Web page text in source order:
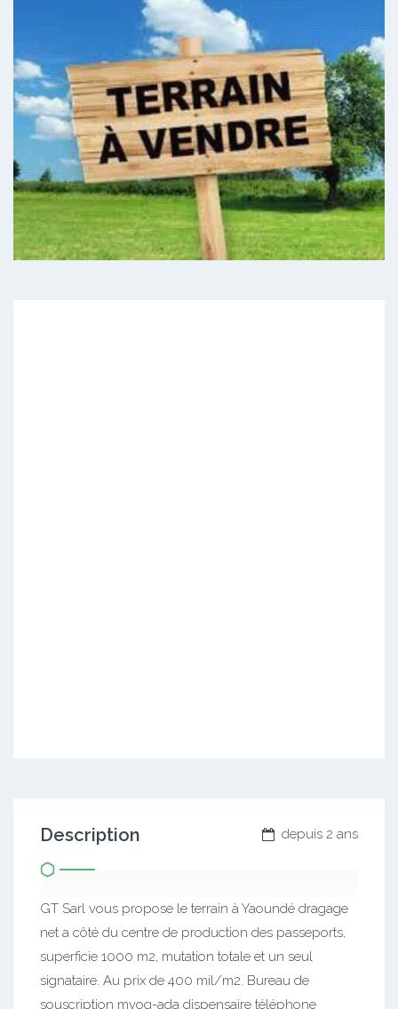
depuis 2 ans
Description
GT Sarl vous propose le terrain à Yaoundé dragage
net a côté du centre de production des passeports,
superficie 1000 m2, mutation totale et un seul
signataire. Au prix de 400 mil/m2. Bureau de
souscription mvog-ada dispensaire téléphone